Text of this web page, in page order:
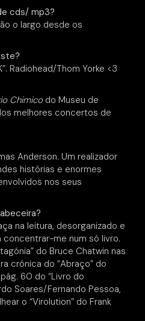
cds/ mp3?
o largo desde os
Radiohead/Thom Yorke <3
Chimicodo Museu de
melhores concertos de
Anderson. Um realizador
histórias e enormes
nos seus
na leitura, desorganizado e
me num só livro.
do Bruce Chatwin nas
crónica do “Abraço” do
60 do “Livro do
Soares/Fernando Pessoa,
o “Virolution” do Frank